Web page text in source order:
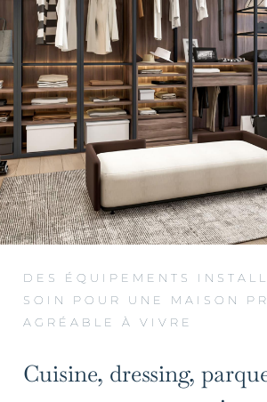
DES ÉQUIPEMENTS
SOIN POUR UNE MAISON
AGRÉABLE À VIVRE
Cuisine, dressing,